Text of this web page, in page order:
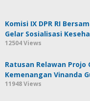
Komisi IX DPR RI
Gelar Sosialisasi
12504 Views
Ratusan Relawan Projo
Kemenangan Vinanda
11948 Views